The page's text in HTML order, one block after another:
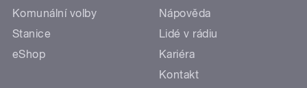
Komunální volby
Stanice
eShop
Nápověda
Lidé v rádiu
Kariéra
Kontakt